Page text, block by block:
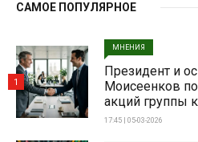
САМОЕ ПОПУЛЯРНОЕ
МНЕНИЯ
Президент и
Моисеенков
акций группы
17:45 | 05-03-2026
1